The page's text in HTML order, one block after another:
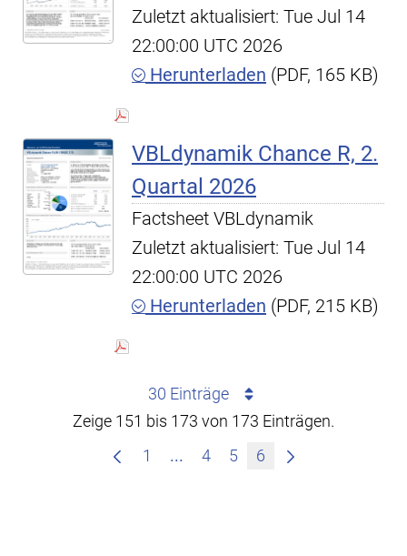
Zuletzt aktualisiert: Tue Jul 14
22:00:00 UTC 2026
Herunterladen (PDF, 165 KB)
VBLdynamik Chance R, 2.
Quartal 2026
Factsheet VBLdynamik
Zuletzt aktualisiert: Tue Jul 14
22:00:00 UTC 2026
Herunterladen (PDF, 215 KB)
30 Einträge
Zeige 151 bis 173 von 173 Einträgen.
1
... Zwischenseiten Navigieren
4 5 6